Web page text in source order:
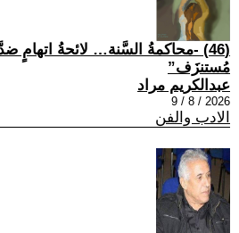
(46) -محاكمةُ السَّنة… لائحةُ
مُستنزَف”
عبدالكريم مراد
2026 / 8 / 9
الادب والفن